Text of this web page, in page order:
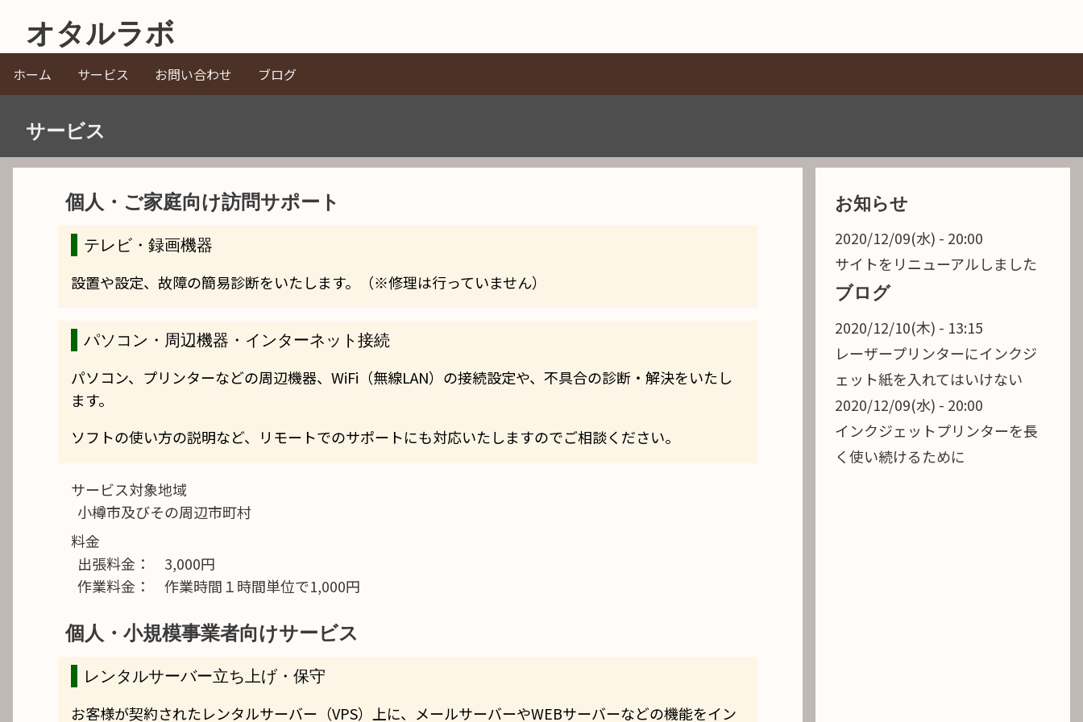
コ
ン
オタルラボ
Main
navigation
ホーム サービス お問い合わせ ブログ
サービス
個人・ご家庭向け訪問サポート
テレビ・録画機器
設置や設定、故障の簡易診断をいたします。（※修理は行っていません）
パソコン・周辺機器・インターネット接続
パソコン、プリンターなどの周辺機器、WiFi（無線LAN）の接続設定や、不具合の診断・解決をいたし
ます。
ソフトの使い方の説明など、リモートでのサポートにも対応いたしますのでご相談ください。
サービス対象地域
小樽市及びその周辺市町村
料金
出張料金： 3,000円
作業料金： 作業時間１時間単位で1,000円
個人・小規模事業者向けサービス
レンタルサーバー立ち上げ・保守
お客様が契約されたレンタルサーバー（VPS）上に、メールサーバーやWEBサーバーなどの機能をイン
お知らせ
2020/12/09(水) - 20:00
サイトをリニューアルしました
ブログ
2020/12/10(木) - 13:15
レーザープリンターにインクジ
ェット紙を入れてはいけない
2020/12/09(水) - 20:00
インクジェットプリンターを長
く使い続けるために